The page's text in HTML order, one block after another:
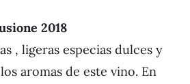
2018
, ligeras especias dulces y
aromas de este vino. En